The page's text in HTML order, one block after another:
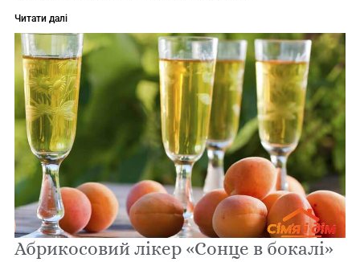
Читати далі
Абрикосовий лікер «Сонце в бокалі»